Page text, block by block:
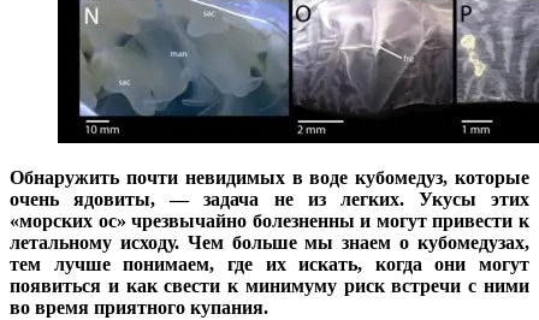
Обнаружить почти невидимых в воде кубомедуз, которые
очень ядовиты, — задача не из легких. Укусы этих
«морских ос» чрезвычайно болезненны и могут привести к
летальному исходу. Чем больше мы знаем о кубомедузах,
тем лучше понимаем, где их искать, когда они могут
появиться и как свести к минимуму риск встречи с ними
во время приятного купания.